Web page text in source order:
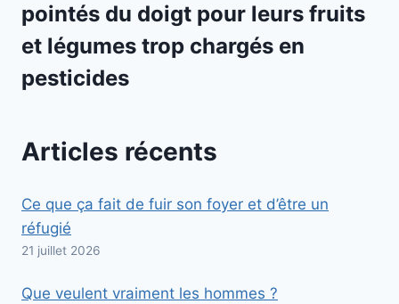
pointés du doigt pour leurs fruits
et légumes trop chargés en
pesticides
Articles récents
Ce que ça fait de fuir son foyer et d’être un
réfugié
21 juillet 2026
Que veulent vraiment les hommes ?